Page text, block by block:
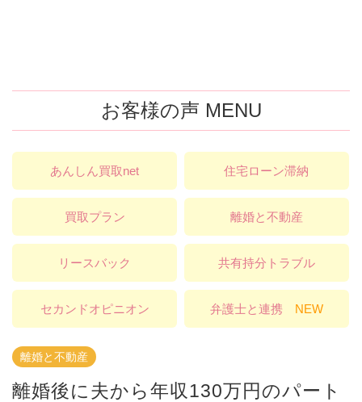
お客様の声 MENU
あんしん買取net 住宅ローン滞納
買取プラン 離婚と不動産
リースバック 共有持分トラブル
セカンドオピニオン 弁護士と連携 NEW
離婚と不動産
離婚後に夫から年収130万円のパート